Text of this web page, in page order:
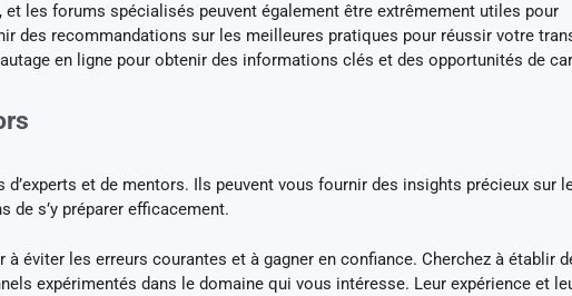
les forums spécialisés peuvent également être extrêmement utiles pour
des recommandations sur les meilleures pratiques pour réussir votre
en ligne pour obtenir des informations clés et des opportunités de
et de mentors. Ils peuvent vous fournir des insights précieux sur
de s’y préparer efficacement.
éviter les erreurs courantes et à gagner en confiance. Cherchez à établir
expérimentés dans le domaine qui vous intéresse. Leur expérience et